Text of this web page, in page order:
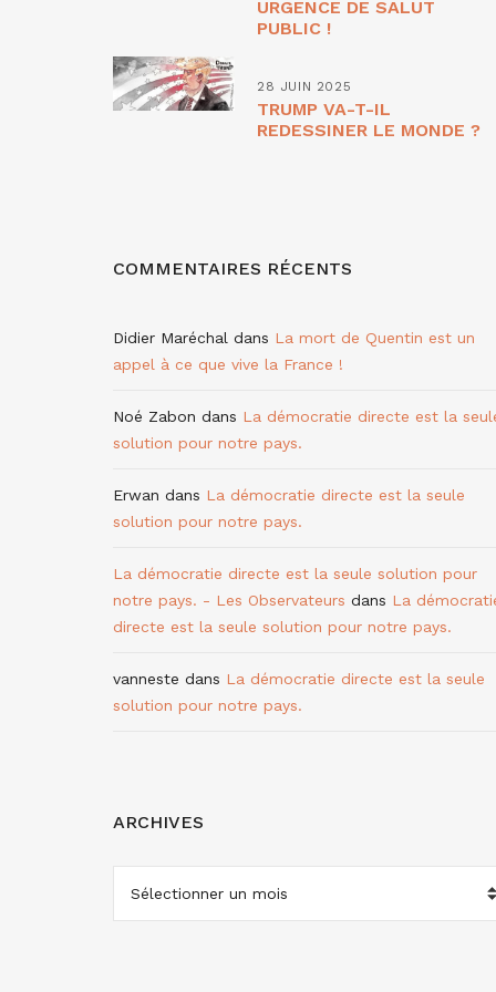
URGENCE DE SALUT
PUBLIC !
28 JUIN 2025
TRUMP VA-T-IL
REDESSINER LE MONDE ?
COMMENTAIRES RÉCENTS
Didier Maréchal dans La mort de Quentin est un
appel à ce que vive la France !
Noé Zabon dans La démocratie directe est la
solution pour notre pays.
Erwan dans La démocratie directe est la seule
solution pour notre pays.
La démocratie directe est la seule solution pour
notre pays. - Les Observateurs dans La
directe est la seule solution pour notre pays.
vanneste dans La démocratie directe est la seule
solution pour notre pays.
ARCHIVES
ARCHIVES